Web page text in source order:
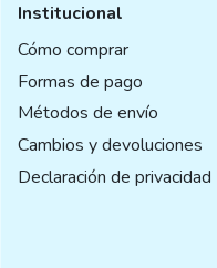
Institucional
Cómo comprar
Formas de pago
Métodos de envío
Cambios y devoluciones
Declaración de privacidad